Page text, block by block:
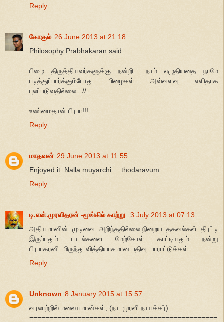
Reply
கோகுல் 26 June 2013 at 21:18
Philosophy Prabhakaran said...
பிழை திருத்தியவர்களுக்கு நன்றி... நாம் எழுதியதை நாமே
படித்துப்பார்க்கும்போது பிழைகள் அவ்வளவு எளிதாக
புலப்படுவதில்லை...//
உண்மைதான் பிரபா!!!
Reply
மாதவன் 29 June 2013 at 11:55
Enjoyed it. Nalla muyarchi.... thodaravum
Reply
டி.என்.முரளிதரன் -மூங்கில் காற்று
3 July 2013 at 07:13
அதியமானின் முடிவை அறிந்ததில்லை.நிறைய தகவல்கள் திரட்டி
இருப்பதும் பாடல்களை மேற்கோள் காட்டியதும் நன்று
பிரபாகரனிடமிருந்து வித்தியாசமான பதிவு. பாராட்டுக்கள்
Reply
Unknown 8 January 2015 at 15:57
வரலாற்றில் மலையமான்கள், (நா. முரளி நாயக்கர்)
===============================================